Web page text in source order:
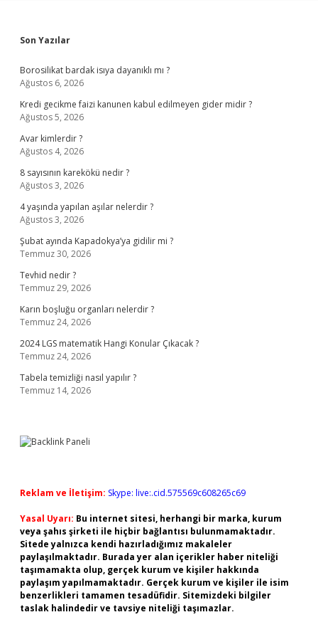
Sidebar
Son Yazılar
Borosilikat bardak isıya dayanıklı mı ?
Ağustos 6, 2026
Kredi gecikme faizi kanunen kabul edilmeyen gider midir ?
Ağustos 5, 2026
Avar kimlerdir ?
Ağustos 4, 2026
8 sayısının karekökü nedir ?
Ağustos 3, 2026
4 yaşında yapılan aşılar nelerdir ?
Ağustos 3, 2026
Şubat ayında Kapadokya’ya gidilir mi ?
Temmuz 30, 2026
Tevhid nedir ?
Temmuz 29, 2026
Karın boşluğu organları nelerdir ?
Temmuz 24, 2026
2024 LGS matematik Hangi Konular Çıkacak ?
Temmuz 24, 2026
Tabela temizliği nasıl yapılır ?
Temmuz 14, 2026
Reklam ve İletişim: Skype: live:.cid.575569c608265c69
Yasal Uyarı: Bu internet sitesi, herhangi bir marka, kurum
veya şahıs şirketi ile hiçbir bağlantısı bulunmamaktadır.
Sitede yalnızca kendi hazırladığımız makaleler
paylaşılmaktadır. Burada yer alan içerikler haber niteliği
taşımamakta olup, gerçek kurum ve kişiler hakkında
paylaşım yapılmamaktadır. Gerçek kurum ve kişiler ile isim
benzerlikleri tamamen tesadüfidir. Sitemizdeki bilgiler
taslak halindedir ve tavsiye niteliği taşımazlar.